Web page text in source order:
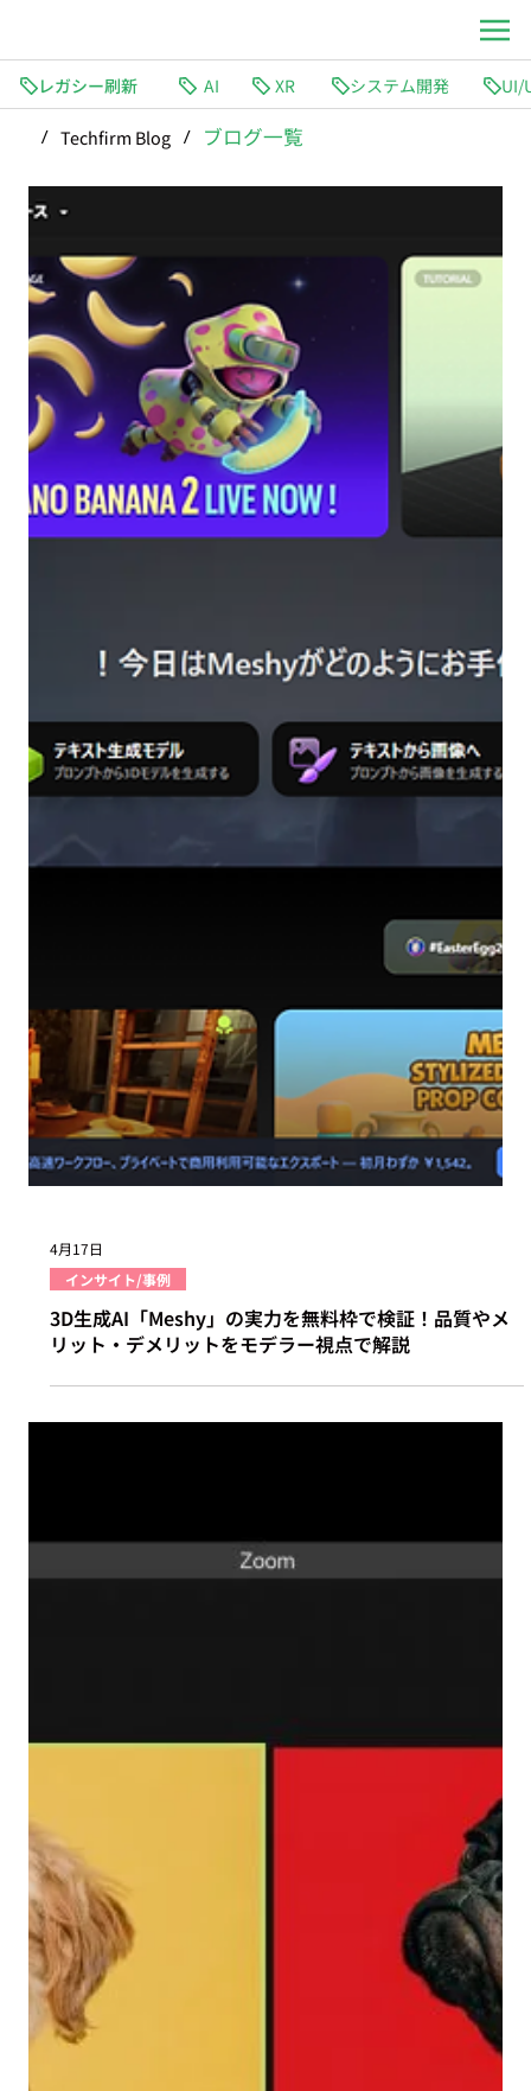
レガシー刷新 AI XR システム開発
/ Techfirm Blog / ブログ一覧
4月17日
インサイト/事例
3D生成AI「Meshy」の実力を無料枠で検証！品質やメ
リット・デメリットをモデラー視点で解説